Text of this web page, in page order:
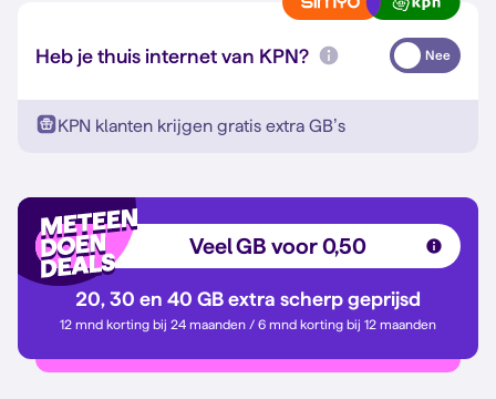
Heb je thuis internet van KPN? Nee
KPN klanten krijgen gratis extra GB’s
Veel GB voor 0,50
20, 30 en 40 GB extra scherp geprijsd
12 mnd korting bij 24 maanden / 6 mnd korting bij 12 maanden